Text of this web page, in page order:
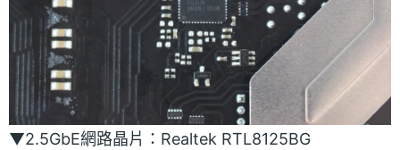
▼2.5GbE網路晶片：Realtek RTL8125BG